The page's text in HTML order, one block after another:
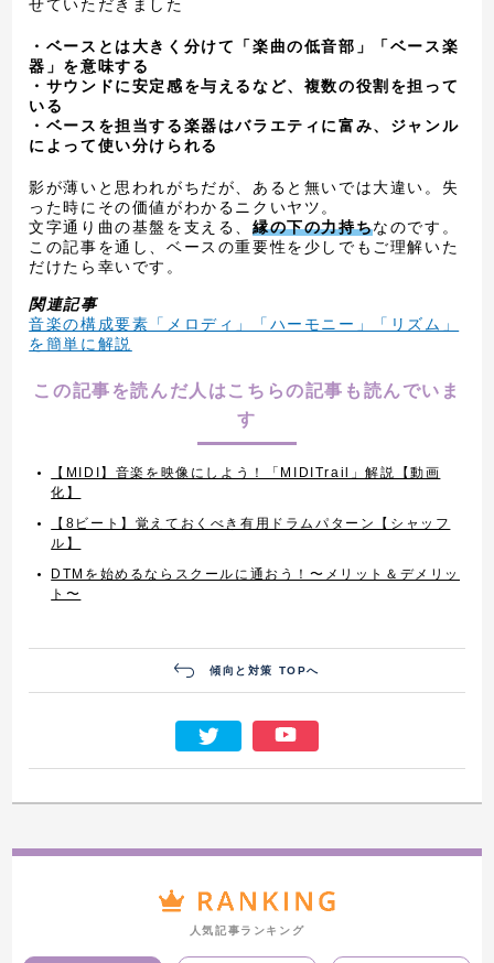
せていただきました
・ベースとは大きく分けて「楽曲の低音部」「ベース楽
器」を意味する
・サウンドに安定感を与えるなど、複数の役割を担って
いる
・ベースを担当する楽器はバラエティに富み、ジャンル
によって使い分けられる
影が薄いと思われがちだが、あると無いでは大違い。失
った時にその価値がわかるニクいヤツ。
文字通り曲の基盤を支える、縁の下の力持ちなのです。
この記事を通し、ベースの重要性を少しでもご理解いた
だけたら幸いです。
関連記事
音楽の構成要素「メロディ」「ハーモニー」「リズム」
を簡単に解説
この記事を読んだ人はこちらの記事も読んでいま
す
【MIDI】音楽を映像にしよう！「MIDITrail」解説【動画
化】
【8ビート】覚えておくべき有用ドラムパターン【シャッフ
ル】
DTMを始めるならスクールに通おう！〜メリット＆デメリッ
ト〜
傾向と対策 TOPへ
人気記事ランキング